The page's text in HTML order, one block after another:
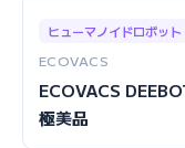
ヒューマノイドロボット
ECOVACS
ECOVACS
極美品